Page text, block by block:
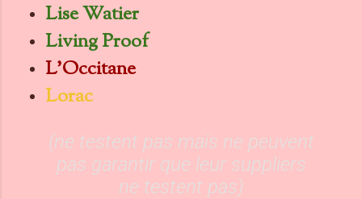
Lise Watier
Living Proof
L'Occitane
Lorac
(ne testent pas mais ne peuvent
pas garantir que leur suppliers
ne testent pas)